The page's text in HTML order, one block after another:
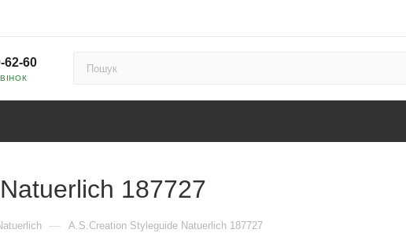
62-60
187727
— A.S.Creation Styleguide Natuerlich 187727